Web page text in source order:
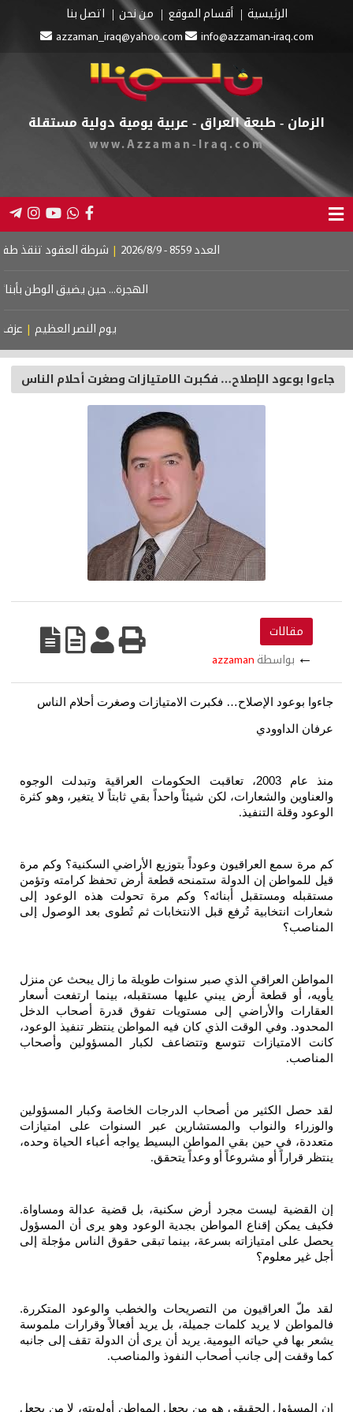
الرئيسية أقسام الموقع من نحن
اتصل بنا
azzaman_iraq@yahoo.com
info@azzaman-iraq.com
الزمان - طبعة العراق - عربية يومية دولية مستقلة
www.Azzaman-Iraq.com
العدد 8559 - 2026/8/9 | شرطة العقود تنقذ طفلين
الهجرة... حين يضيق الوطن بأبنائه |
يوم النصر العظيم | عزف
جاءوا بوعود الإصلاح… فكبرت الامتيازات وصغرت أحلام الناس
مقالات
← بواسطة azzaman
جاءوا بوعود الإصلاح… فكبرت الامتيازات وصغرت أحلام الناس
عرفان الداوودي
منذ عام 2003، تعاقبت الحكومات العراقية وتبدلت الوجوه
والعناوين والشعارات، لكن شيئاً واحداً بقي ثابتاً لا يتغير، وهو كثرة
الوعود وقلة التنفيذ.
كم مرة سمع العراقيون وعوداً بتوزيع الأراضي السكنية؟ وكم مرة
قيل للمواطن إن الدولة ستمنحه قطعة أرض تحفظ كرامته وتؤمن
مستقبله ومستقبل أبنائه؟ وكم مرة تحولت هذه الوعود إلى
شعارات انتخابية تُرفع قبل الانتخابات ثم تُطوى بعد الوصول إلى
المناصب؟
المواطن العراقي الذي صبر سنوات طويلة ما زال يبحث عن منزل
يأويه، أو قطعة أرض يبني عليها مستقبله، بينما ارتفعت أسعار
العقارات والأراضي إلى مستويات تفوق قدرة أصحاب الدخل
المحدود. وفي الوقت الذي كان فيه المواطن ينتظر تنفيذ الوعود،
كانت الامتيازات تتوسع وتتضاعف لكبار المسؤولين وأصحاب
المناصب.
لقد حصل الكثير من أصحاب الدرجات الخاصة وكبار المسؤولين
والوزراء والنواب والمستشارين عبر السنوات على امتيازات
متعددة، في حين بقي المواطن البسيط يواجه أعباء الحياة وحده،
ينتظر قراراً أو مشروعاً أو وعداً يتحقق.
إن القضية ليست مجرد أرض سكنية، بل قضية عدالة ومساواة.
فكيف يمكن إقناع المواطن بجدية الوعود وهو يرى أن المسؤول
يحصل على امتيازاته بسرعة، بينما تبقى حقوق الناس مؤجلة إلى
أجل غير معلوم؟
لقد ملّ العراقيون من التصريحات والخطب والوعود المتكررة.
فالمواطن لا يريد كلمات جميلة، بل يريد أفعالاً وقرارات ملموسة
يشعر بها في حياته اليومية. يريد أن يرى أن الدولة تقف إلى جانبه
كما وقفت إلى جانب أصحاب النفوذ والمناصب.
إن المسؤول الحقيقي هو من يجعل المواطن أولويته، لا من يجعل